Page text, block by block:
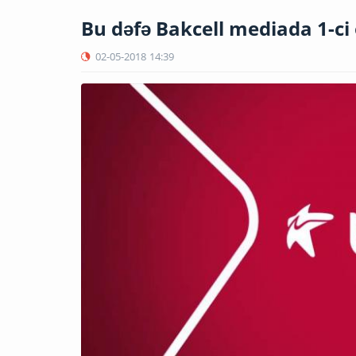
Bu dəfə Bakcell mediada 1-
02-05-2018 14:39